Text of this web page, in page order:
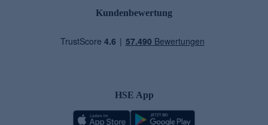
Kundenbewertung
HSE App